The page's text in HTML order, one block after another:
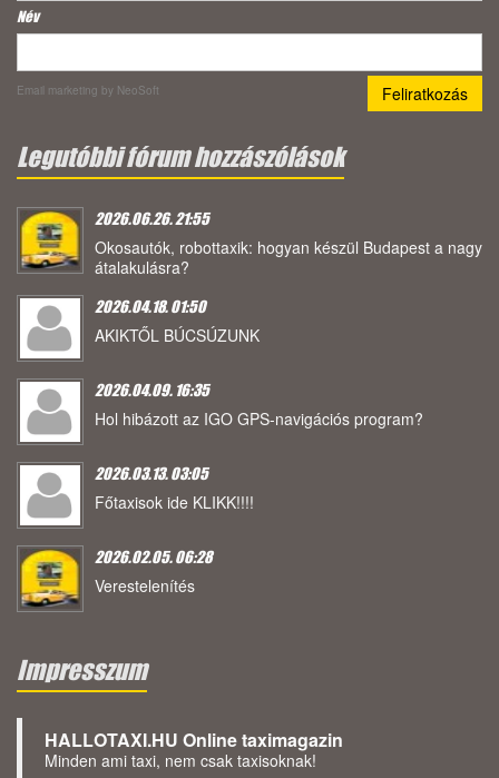
Név
Email marketing by NeoSoft
Legutóbbi fórum hozzászólások
2026.06.26. 21:55
Okosautók, robottaxik: hogyan készül Budapest a nagy
átalakulásra?
2026.04.18. 01:50
AKIKTŐL BÚCSÚZUNK
2026.04.09. 16:35
Hol hibázott az IGO GPS-navigációs program?
2026.03.13. 03:05
Főtaxisok ide KLIKK!!!!
2026.02.05. 06:28
Verestelenítés
Impresszum
HALLOTAXI.HU Online taximagazin
Minden ami taxi, nem csak taxisoknak!